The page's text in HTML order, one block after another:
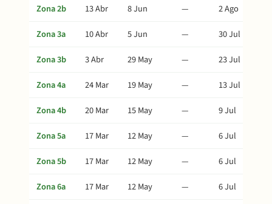
Zona 2b
13 Abr 8 Jun —
2 Ago
Zona 3a
10 Abr 5 Jun —
30 Jul
Zona 3b
3 Abr 29 May —
23 Jul
Zona 4a
24 Mar 19 May —
13 Jul
Zona 4b
20 Mar 15 May —
9 Jul
Zona 5a
17 Mar 12 May —
6 Jul
Zona 5b
17 Mar 12 May —
6 Jul
Zona 6a
17 Mar 12 May —
6 Jul